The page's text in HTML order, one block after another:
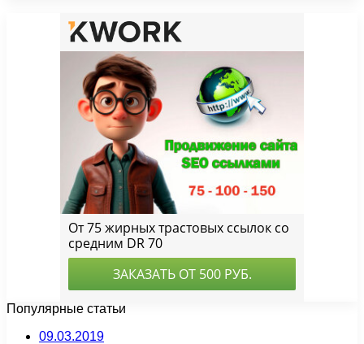
Популярные статьи
09.03.2019